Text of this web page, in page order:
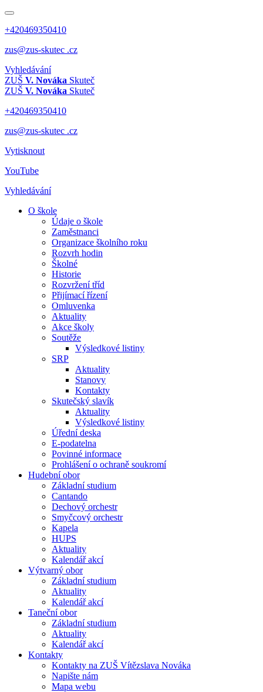
+420469350410
zus@zus-skutec .cz
Vyhledávání
ZUŠ V. Nováka Skuteč
ZUŠ V. Nováka Skuteč
+420469350410
zus@zus-skutec .cz
Vytisknout
YouTube
Vyhledávání
O škole
Údaje o škole
Zaměstnanci
Organizace školního roku
Rozvrh hodin
Školné
Historie
Rozvržení tříd
Přijímací řízení
Omluvenka
Aktuality
Akce školy
Soutěže
Výsledkové listiny
SRP
Aktuality
Stanovy
Kontakty
Skutečský slavík
Aktuality
Výsledkové listiny
Úřední deska
E-podatelna
Povinné informace
Prohlášení o ochraně soukromí
Hudební obor
Základní studium
Cantando
Dechový orchestr
Smyčcový orchestr
Kapela
HUPS
Aktuality
Kalendář akcí
Výtvarný obor
Základní studium
Aktuality
Kalendář akcí
Taneční obor
Základní studium
Aktuality
Kalendář akcí
Kontakty
Kontakty na ZUŠ Vítězslava Nováka
Napište nám
Mapa webu